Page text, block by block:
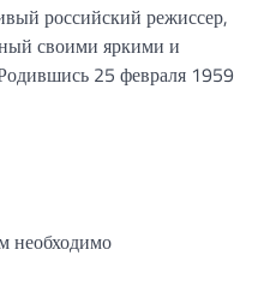
российский режиссер,
своими яркими и
25 февраля 1959
необходимо